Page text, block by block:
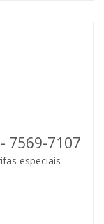
7569-7107
especiais